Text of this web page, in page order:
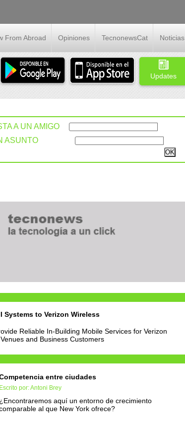
From Abroad Opiniones TecnonewsCat Noticias
Updates
A UN AMIGO
ASUNTO
Systems to Verizon Wireless
Reliable In-Building Mobile Services for Verizon
and Business Customers
entre ciudades
Escrito por: Antoni Brey
¿Encontraremos aquí un entorno de crecimiento
al que New York ofrece?